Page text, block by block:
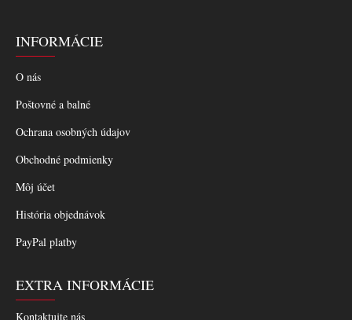
INFORMÁCIE
O nás
Poštovné a balné
Ochrana osobných údajov
Obchodné podmienky
Môj účet
História objednávok
PayPal platby
EXTRA INFORMÁCIE
Kontaktujte nás